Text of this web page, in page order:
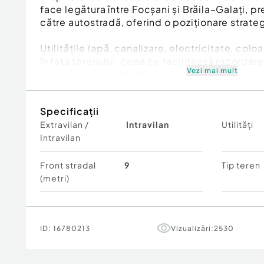
face legătura între Focșani și Brăila–Galați,
către autostradă, oferind o poziționare
Utilitățile (apă, canalizare, electricitate,
dezvoltare, cu potențial ridicat pentru
Avantaje:
Suprafață: 949 mp
Intravilan
Deschidere la drum județean
Vezi mai mult
Specificații
Extravilan /
Intravilan
Intravilan Utilități
Front stradal
(metri)
9 Tip teren
ID: 16780213 Vizualizări: 2530